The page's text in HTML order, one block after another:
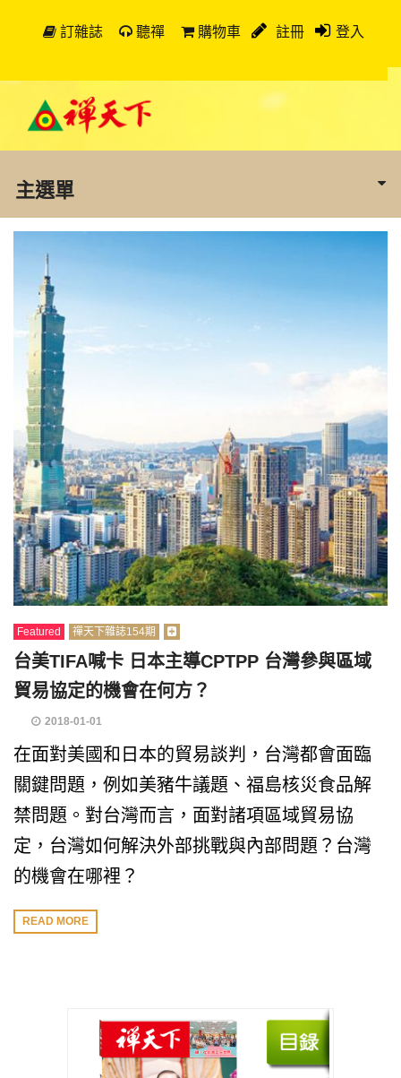
訂雜誌 聽禪 購物車 註冊 登入
主選單
Featured 禪天下雜誌154期
台美TIFA喊卡 日本主導CPTPP 台灣參與區域
貿易協定的機會在何方？
2018-01-01
在面對美國和日本的貿易談判，台灣都會面臨
關鍵問題，例如美豬牛議題、福島核災食品解
禁問題。對台灣而言，面對諸項區域貿易協
定，台灣如何解決外部挑戰與內部問題？台灣
的機會在哪裡？
READ MORE